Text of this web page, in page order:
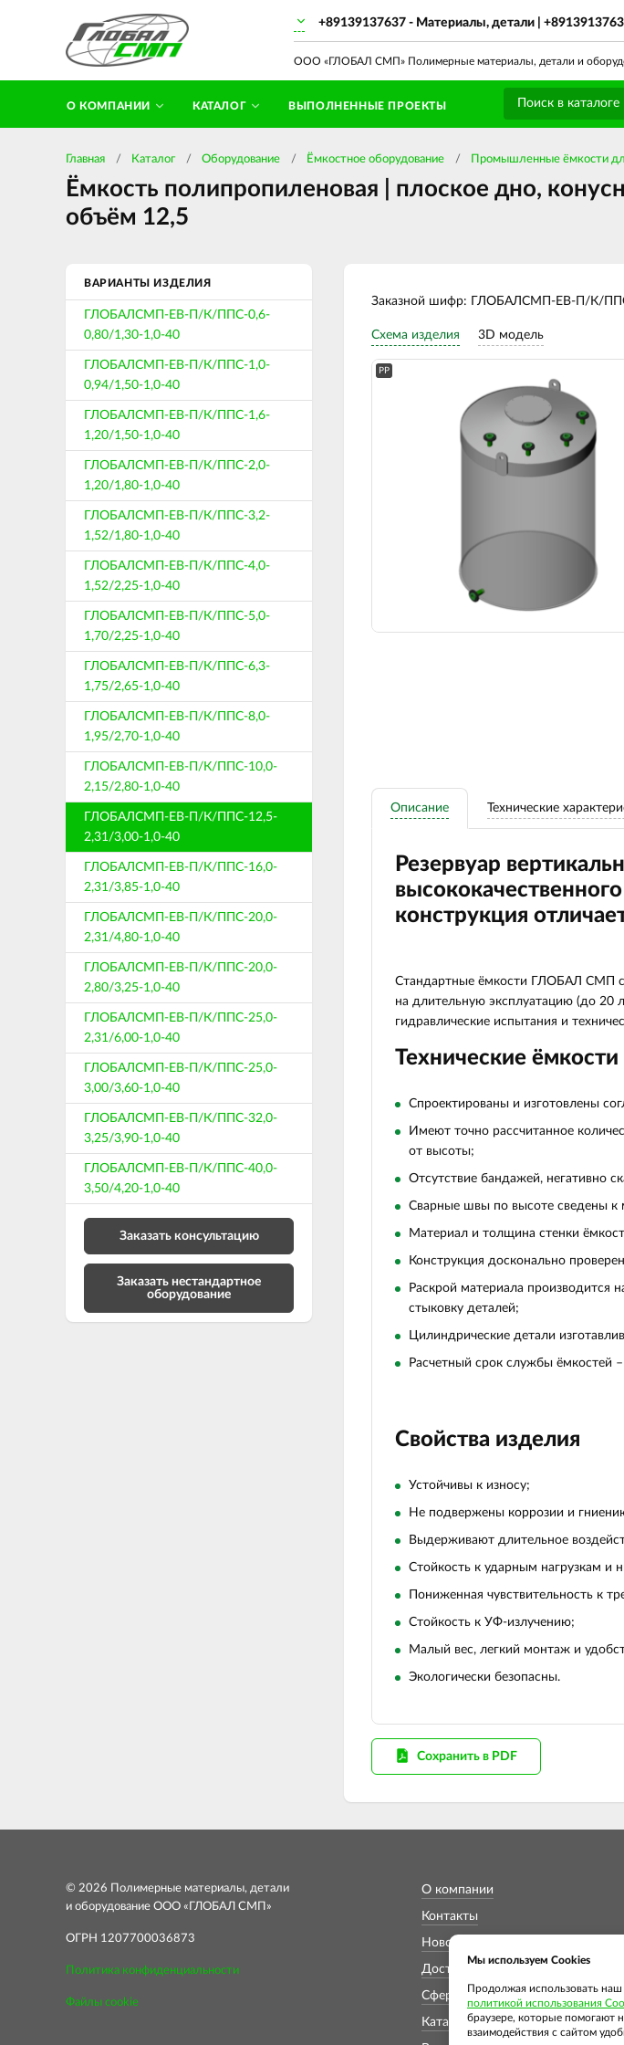
ООО «ГЛОБАЛ СМП» Полимерные материалы, детали и
+89139137637 - Материалы, детали |
О КОМПАНИИ КАТАЛОГ ВЫПОЛНЕННЫЕ ПРОЕКТЫ
Главная Каталог Оборудование Ёмкостное оборудование Промышленные ёмкости
Ёмкость полипропиленовая | плоское дно,
объём 12,5
ВАРИАНТЫ ИЗДЕЛИЯ
ГЛОБАЛСМП-ЕВ-П/К/ППС-0,6-
0,80/1,30-1,0-40
ГЛОБАЛСМП-ЕВ-П/К/ППС-1,0-
0,94/1,50-1,0-40
ГЛОБАЛСМП-ЕВ-П/К/ППС-1,6-
1,20/1,50-1,0-40
ГЛОБАЛСМП-ЕВ-П/К/ППС-2,0-
1,20/1,80-1,0-40
ГЛОБАЛСМП-ЕВ-П/К/ППС-3,2-
1,52/1,80-1,0-40
ГЛОБАЛСМП-ЕВ-П/К/ППС-4,0-
1,52/2,25-1,0-40
ГЛОБАЛСМП-ЕВ-П/К/ППС-5,0-
1,70/2,25-1,0-40
ГЛОБАЛСМП-ЕВ-П/К/ППС-6,3-
1,75/2,65-1,0-40
ГЛОБАЛСМП-ЕВ-П/К/ППС-8,0-
1,95/2,70-1,0-40
ГЛОБАЛСМП-ЕВ-П/К/ППС-10,0-
2,15/2,80-1,0-40
ГЛОБАЛСМП-ЕВ-П/К/ППС-12,5-
2,31/3,00-1,0-40
ГЛОБАЛСМП-ЕВ-П/К/ППС-16,0-
2,31/3,85-1,0-40
ГЛОБАЛСМП-ЕВ-П/К/ППС-20,0-
2,31/4,80-1,0-40
ГЛОБАЛСМП-ЕВ-П/К/ППС-20,0-
2,80/3,25-1,0-40
ГЛОБАЛСМП-ЕВ-П/К/ППС-25,0-
2,31/6,00-1,0-40
ГЛОБАЛСМП-ЕВ-П/К/ППС-25,0-
3,00/3,60-1,0-40
ГЛОБАЛСМП-ЕВ-П/К/ППС-32,0-
3,25/3,90-1,0-40
ГЛОБАЛСМП-ЕВ-П/К/ППС-40,0-
3,50/4,20-1,0-40
Заказать консультацию
Заказать нестандартное
оборудование
Заказной шифр: ГЛОБАЛСМП-ЕВ-П/К/
Схема изделия 3D модель
PP
Описание Технические
Резервуар
конструкция
Стандартные ёмкости ГЛОБАЛ СМП
на длительную эксплуатацию (до 20
гидравлические испытания и
Технические
Спроектированы и изготовлены
Имеют точно рассчитанное
от высоты;
Отсутствие бандажей, негативно
Сварные швы по высоте сведены к
Материал и толщина стенки
Конструкция досконально
Раскрой материала производится
стыковку деталей;
Цилиндрические детали
Расчетный срок службы ёмкостей
Свойства изделия
Устойчивы к износу;
Не подвержены коррозии и
Выдерживают длительное
Стойкость к ударным нагрузкам и
Пониженная чувствительность к
Стойкость к УФ-излучению;
Малый вес, легкий монтаж и
Экологически безопасны.
Сохранить в PDF
© 2026 Полимерные материалы, детали
и оборудование ООО «ГЛОБАЛ СМП»
ОГРН 1207700036873
Политика конфиденциальности
Файлы cookie
О компании
Контакты
Новости
Доставка и оплата
Сферы применения
Каталог
Мы используем Cookies
Продолжая использовать наш
политикой использования
браузере, которые помогают
взаимодействия с сайтом